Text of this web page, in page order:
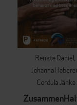
Renate Daniel
Johanna
Cordula Jänke